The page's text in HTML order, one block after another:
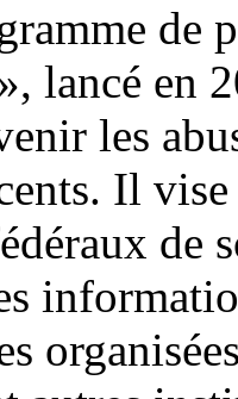
de
lancé en
les
Il
de